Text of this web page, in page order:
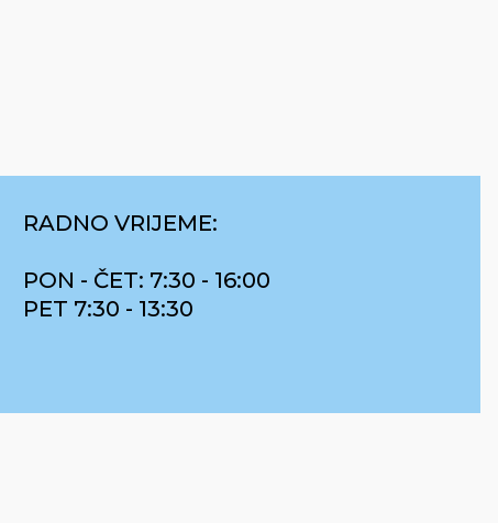
RADNO VRIJEME:
PON - ČET: 7:30 - 16:00
PET 7:30 - 13:30